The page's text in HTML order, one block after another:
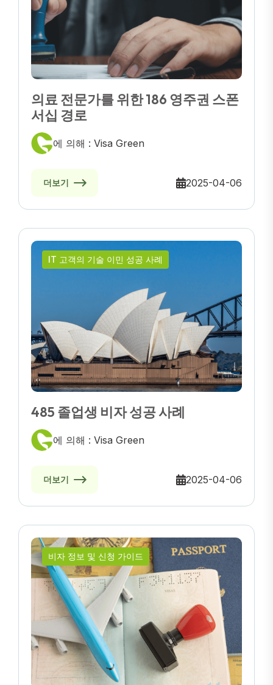
의료 전문가를 위한 186 영주권 스폰
서십 경로
에 의해 : Visa Green
더보기 2025-04-06
IT 고객의 기술 이민 성공 사례
485 졸업생 비자 성공 사례
에 의해 : Visa Green
더보기 2025-04-06
비자 정보 및 신청 가이드